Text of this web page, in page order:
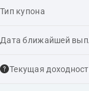
Тип купона
Дата ближайшей
Текущая